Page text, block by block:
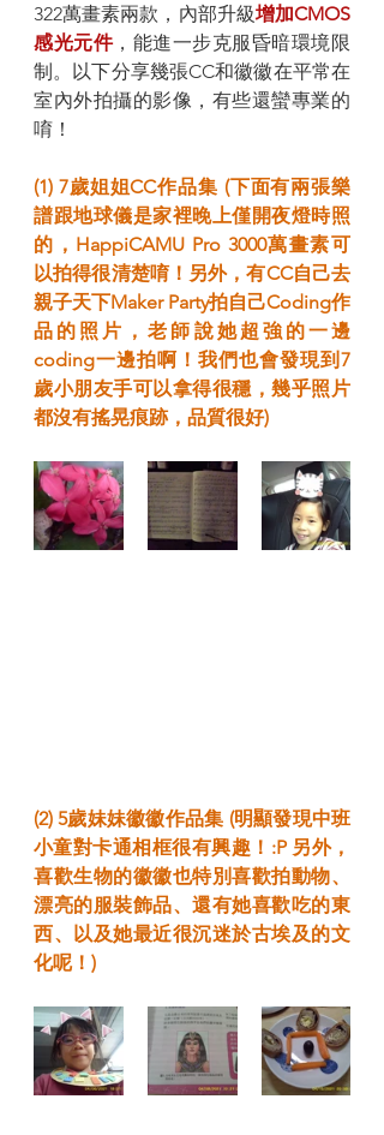
322萬畫素兩款，內部升級增加CMOS
感光元件，能進一步克服昏暗環境限
制。以下分享幾張CC和徽徽在平常在
室內外拍攝的影像，有些還蠻專業的
唷！
(1) 7歲姐姐CC作品集 (下面有兩張樂
譜跟地球儀是家裡晚上僅開夜燈時照
的，HappiCAMU Pro 3000萬畫素可
以拍得很清楚唷！另外，有CC自己去
親子天下Maker Party拍自己Coding作
品的照片，老師說她超強的一邊
coding一邊拍啊！我們也會發現到7
歲小朋友手可以拿得很穩，幾乎照片
都沒有搖晃痕跡，品質很好)
(2) 5歲妹妹徽徽作品集 (明顯發現中班
小童對卡通相框很有興趣！:P 另外，
喜歡生物的徽徽也特別喜歡拍動物、
漂亮的服裝飾品、還有她喜歡吃的東
西、以及她最近很沉迷於古埃及的文
化呢！)